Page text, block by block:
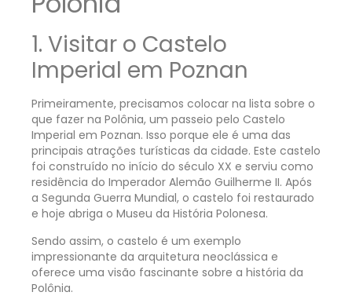
1. Visitar o Castelo
Imperial em Poznan
Primeiramente, precisamos colocar na lista sobre o
que fazer na Polônia, um passeio pelo Castelo
Imperial em Poznan. Isso porque ele é uma das
principais atrações turísticas da cidade. Este castelo
foi construído no início do século XX e serviu como
residência do Imperador Alemão Guilherme II. Após
a Segunda Guerra Mundial, o castelo foi restaurado
e hoje abriga o Museu da História Polonesa.
Sendo assim, o castelo é um exemplo
impressionante da arquitetura neoclássica e
oferece uma visão fascinante sobre a história da
Polônia.